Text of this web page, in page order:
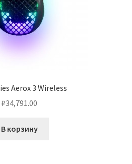
Aerox 3 Wireless
₽34,791.00
В корзину